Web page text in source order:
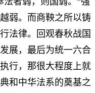
弱。而商鞅之所以铸
法律。回观春秋战国
展，最后为统一六合
行，那很大程度上就
和中华法系的奠基之